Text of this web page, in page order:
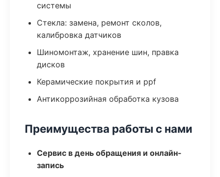
системы
Стекла: замена, ремонт сколов,
калибровка датчиков
Шиномонтаж, хранение шин, правка
дисков
Керамические покрытия и ppf
Антикоррозийная обработка кузова
Преимущества работы с нами
Сервис в день обращения и онлайн-
запись